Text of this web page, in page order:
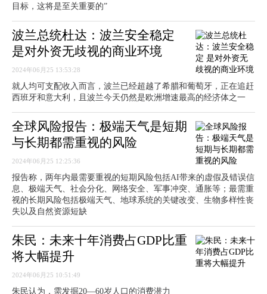
目标，这将是至关重要的”
波兰总统杜达：波兰安全稳定
是对外资无歧视的商业环境
2024年06月25 13:53:28
就人均可支配收入而言，波兰已经超越了希腊和葡萄牙，正在追赶
西班牙和意大利，且波兰今天仍然是欧洲增速最高的经济体之一
全球风险报告：极端天气是短期
与长期都需重视的风险
2024年06月25 12:25:36
报告称，两年内最需要重视的短期风险包括AI带来的虚假及错误信
息、极端天气、社会分化、网络安全、军事冲突、通胀等；最需重
视的长期风险包括极端天气、地球系统的关键改变、生物多样性丧
失以及自然资源短缺
朱民：未来十年消费占GDP比重
将大幅提升
2024年06月25 10:51:49
朱民认为，需发掘20—60岁人口的消费潜力